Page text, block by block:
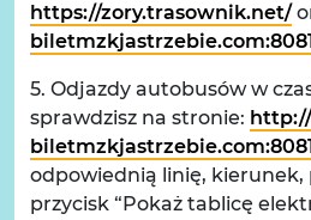
https://zory.trasownik.net/
5. Odjazdy autobusów w
sprawdzisz na stronie:
odpowiednią linię,
przycisk “Pokaż tablicę